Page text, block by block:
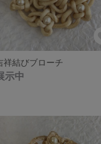
祥結びブローチ
示中